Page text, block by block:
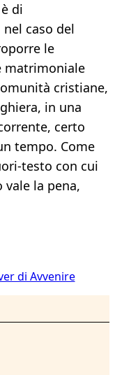
di
caso del
le
matrimoniale
cristiane,
in una
certo
tempo. Come
testo con cui
la pena,
di Avvenire